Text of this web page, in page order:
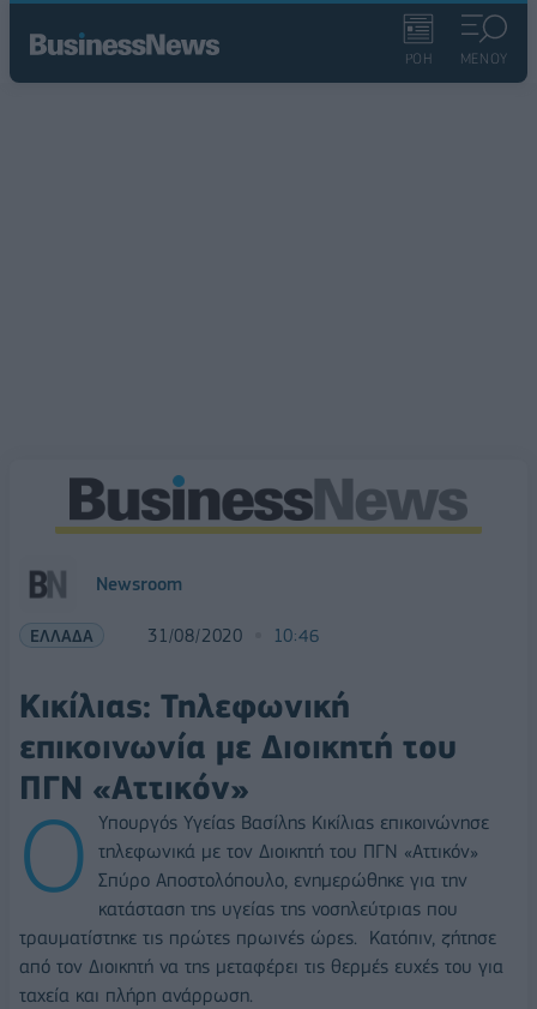
ΡΟΗ ΜΕΝΟΥ
Newsroom
ΕΛΛΑΔΑ 31/08/2020 10:46
Κικίλιας: Τηλεφωνική
επικοινωνία με Διοικητή του
ΠΓΝ «Αττικόν»
Ο
Υπουργός Υγείας Βασίλης Κικίλιας επικοινώνησε
τηλεφωνικά με τον Διοικητή του ΠΓΝ «Αττικόν»
Σπύρο Αποστολόπουλο, ενημερώθηκε για την
κατάσταση της υγείας της νοσηλεύτριας που
τραυματίστηκε τις πρώτες πρωινές ώρες. Κατόπιν, ζήτησε
από τον Διοικητή να της μεταφέρει τις θερμές ευχές του για
ταχεία και πλήρη ανάρρωση.